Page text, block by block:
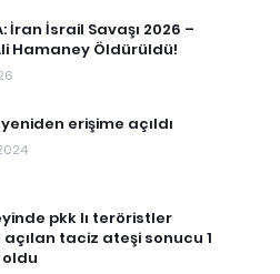
İran İsrail Savaşı 2026 –
Hamaney Öldürüldü!
erişime açıldı
pkk lı teröristler
taciz ateşi sonucu 1